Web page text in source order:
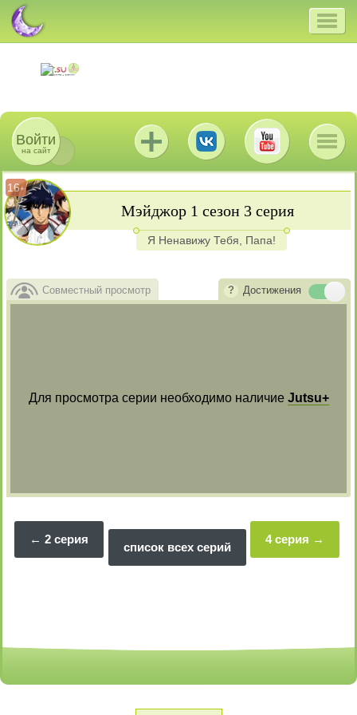
Войти
на сайт
16+
Мэйджор 1 сезон 3 серия
Я Ненавижу Тебя, Папа!
Совместный просмотр Достижения
Для просмотра серии необходимо наличие Jutsu+
4 серия
2 серия
список всех серий